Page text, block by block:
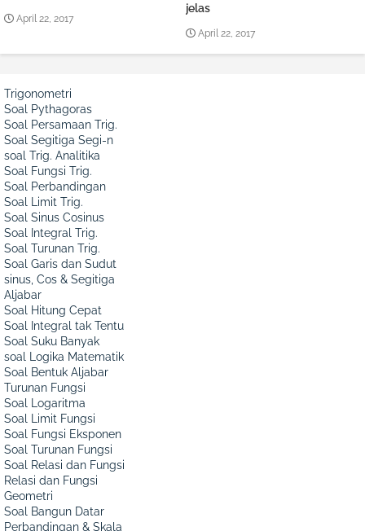
April 22, 2017
jelas
April 22, 2017
Trigonometri
Soal Pythagoras
Soal Persamaan Trig.
Soal Segitiga Segi-n
soal Trig. Analitika
Soal Fungsi Trig.
Soal Perbandingan
Soal Limit Trig.
Soal Sinus Cosinus
Soal Integral Trig.
Soal Turunan Trig.
Soal Garis dan Sudut
sinus, Cos & Segitiga
Aljabar
Soal Hitung Cepat
Soal Integral tak Tentu
Soal Suku Banyak
soal Logika Matematik
Soal Bentuk Aljabar
Turunan Fungsi
Soal Logaritma
Soal Limit Fungsi
Soal Fungsi Eksponen
Soal Turunan Fungsi
Soal Relasi dan Fungsi
Relasi dan Fungsi
Geometri
Soal Bangun Datar
Perbandingan & Skala